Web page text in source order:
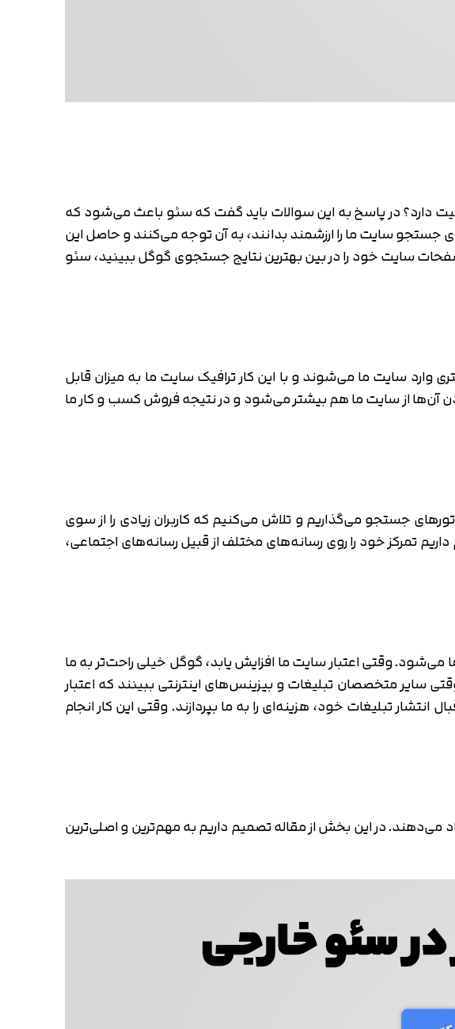
دارد؟ در پاسخ به این سوالات باید گفت که سئو باعث می‌شود که
سایت خود را در بین بهترین نتایج جستجوی گوگل ببینید، سئو
آن‌ها از سایت ما هم بیشتر می‌شود و در نتیجه فروش کسب و کار ما
تمرکز خود را روی رسانه‌های مختلف از قبیل رسانه‌های اجتماعی،
وقتی اعتبار سایت ما افزایش یابد، گوگل خیلی راحت‌تر به ما
تبلیغات خود، هزینه‌ای را به ما بپردازند. وقتی این کار انجام